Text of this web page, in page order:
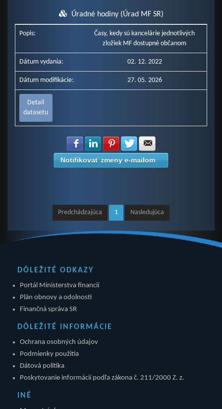
Úradné hodiny (Úrad MF SR)
Popis:
Časy, kedy sú kancelárie jednotlivých
zložiek MF dostupné občanom
Dátum vydania: 02. 12. 2022
Dátum modifikácie: 27. 05. 2026
Detail
datasetu
Zdielať na Facebook
Zdielať na LinkedIn
Zdielať na Pinterest
Zdielať na Twitter
Notifikovať zmeny e-mailom
Predchádzajúca 1 Nasledujúca
DÔLEŽITÉ ODKAZY
Portál Ministerstva financií
Plán obnovy a odolnosti
Finančná správa SR
DÔLEŽITÉ INFORMÁCIE
Ochrana osobných údajov
Podmienky použitia
Dátová politika
Poskytovanie informácií podľa zákona č. 211/2000 Z. z.
INÉ